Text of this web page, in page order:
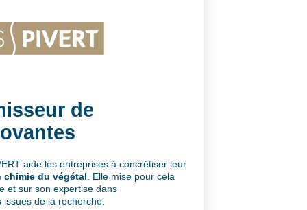
de
aide les entreprises à concrétiser leur
chimie du végétal . Elle mise pour cela
et sur son expertise dans
issues de la recherche.